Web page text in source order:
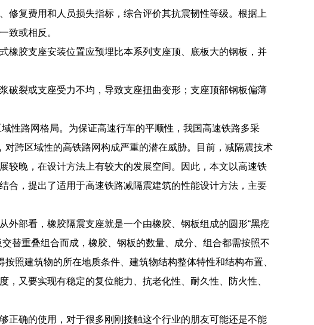
修复费用和人员损失指标，综合评价其抗震韧性等级。根据上
致或相反。
橡胶支座安装位置应预埋比本系列支座顶、底板大的钢板，并
破裂或支座受力不均，导致支座扭曲变形；支座顶部钢板偏薄
性路网格局。为保证高速行车的平顺性，我国高速铁路多采
对跨区域性的高铁路网构成严重的潜在威胁。目前，减隔震技术
较晚，在设计方法上有较大的发展空间。因此，本文以高速铁
合，提出了适用于高速铁路减隔震建筑的性能设计方法，主要
外部看，橡胶隔震支座就是一个由橡胶、钢板组成的圆形“黑疙
替重叠组合而成，橡胶、钢板的数量、成分、组合都需按照不
照建筑物的所在地质条件、建筑物结构整体特性和结构布置、
又要实现有稳定的复位能力、抗老化性、耐久性、防火性、
正确的使用，对于很多刚刚接触这个行业的朋友可能还是不能